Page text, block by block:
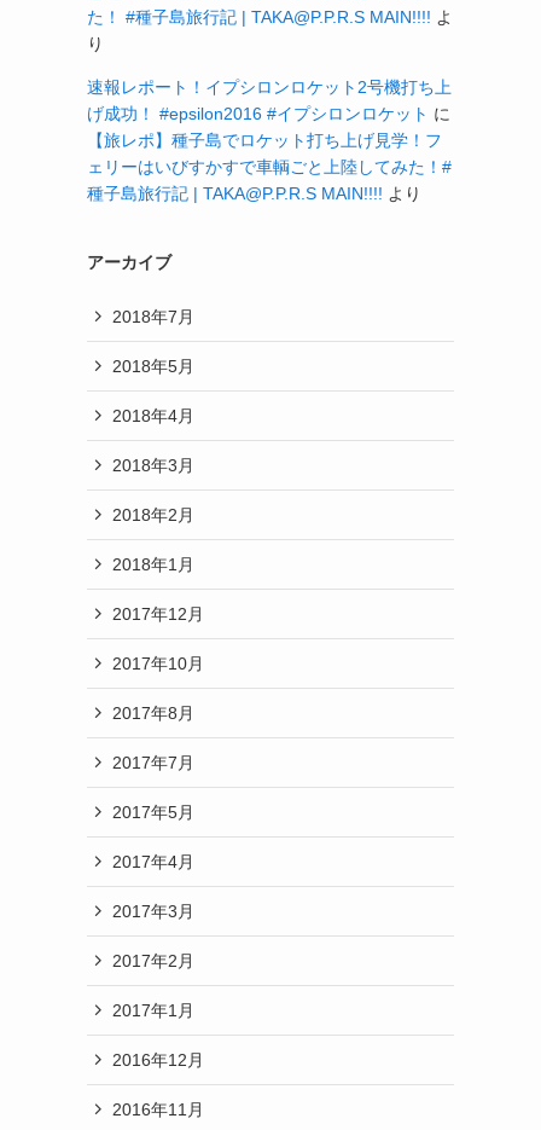
た！ #種子島旅行記 | TAKA@P.P.R.S MAIN!!!! よ
り
速報レポート！イプシロンロケット2号機打ち上
げ成功！ #epsilon2016 #イプシロンロケット に
【旅レポ】種子島でロケット打ち上げ見学！フ
ェリーはいびすかすで車輌ごと上陸してみた！#
種子島旅行記 | TAKA@P.P.R.S MAIN!!!! より
アーカイブ
2018年7月
2018年5月
2018年4月
2018年3月
2018年2月
2018年1月
2017年12月
2017年10月
2017年8月
2017年7月
2017年5月
2017年4月
2017年3月
2017年2月
2017年1月
2016年12月
2016年11月